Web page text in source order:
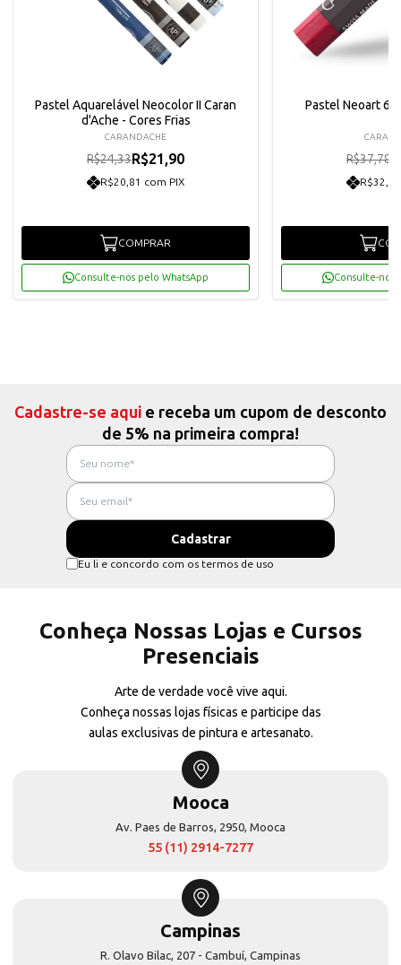
Pastel Aquarelável Neocolor II Caran
d'Ache - Cores Frias
CARANDACHE
R$24,33R$21,90
R$20,81 com PIX
COMPRAR
Consulte-nos pelo WhatsApp
Pastel Neoart
R$37,78
Consulte-nos
Cadastre-se aqui e receba um cupom de desconto
de 5% na primeira compra!
Eu li e concordo com os termos de uso
Conheça Nossas Lojas e Cursos
Presenciais
Arte de verdade você vive aqui.
Conheça nossas lojas físicas e participe das
aulas exclusivas de pintura e artesanato.
Mooca
Av. Paes de Barros, 2950, Mooca
55 (11) 2914-7277
Campinas
R. Olavo Bilac, 207 - Cambuí, Campinas